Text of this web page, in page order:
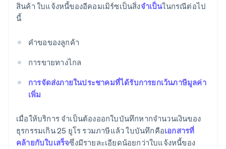
สินค้า ใบแจ้งหนี้ของอีคอมเมิร์ซเป็นสิ่งจำเป็นในกรณีต่อไป
นี้
คำขอของลูกค้า
การขายทางไกล
การจัดส่งภายในประชาคมที่ได้รับการยกเว้นภาษีมูลค่า
เพิ่ม
เมื่อให้บริการ จำเป็นต้องออกใบบันทึกหากจำนวนเงินของ
ธุรกรรมเกิน 25 ยูโร รวมภาษีแล้ว ใบบันทึกคือเอกสารที่
คล้ายกับใบเสร็จซึ่งมีรายละเอียดน้อยกว่าใบแจ้งหนี้ของ